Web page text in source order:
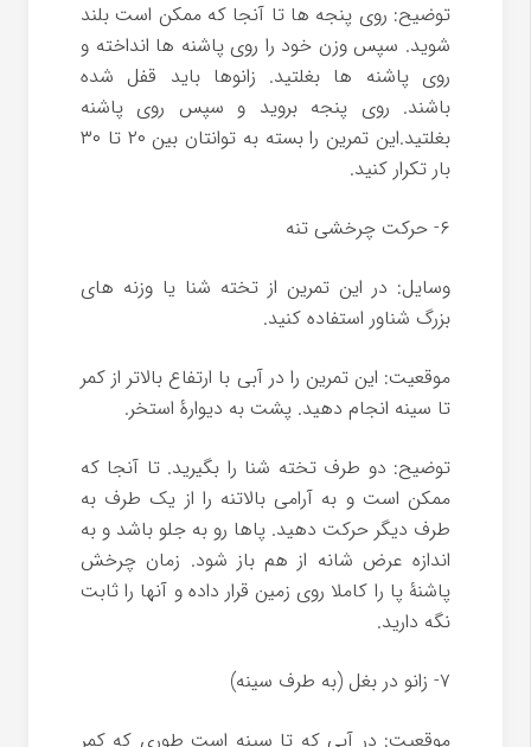
توضیح: روی پنجه ها تا آنجا که ممکن است بلند
شوید. سپس وزن خود را روی پاشنه ها انداخته و
روی پاشنه ها بغلتید. زانوها باید قفل شده
باشند. روی پنجه بروید و سپس روی پاشنه
بغلتید.این تمرین را بسته به توانتان بین ۲۰ تا ۳۰
بار تکرار کنید.
۶- حرکت چرخشی تنه
وسایل: در این تمرین از تخته شنا یا وزنه های
بزرگ شناور استفاده کنید.
موقعیت: این تمرین را در آبی با ارتفاع بالاتر از کمر
تا سینه انجام دهید. پشت به دیوارۀ استخر.
توضیح: دو طرف تخته شنا را بگیرید. تا آنجا که
ممکن است و به آرامی بالاتنه را از یک طرف به
طرف دیگر حرکت دهید. پاها رو به جلو باشد و به
اندازه عرض شانه از هم باز شود. زمان چرخش
پاشنۀ پا را کاملا روی زمین قرار داده و آنها را ثابت
نگه دارید.
۷- زانو در بغل (به طرف سینه)
موقعیت: در آبی که تا سینه است طوری که کمر